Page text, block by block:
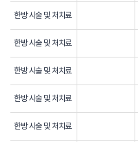
한방 시술 및 처치료
한방 시술 및 처치료
한방 시술 및 처치료
한방 시술 및 처치료
한방 시술 및 처치료